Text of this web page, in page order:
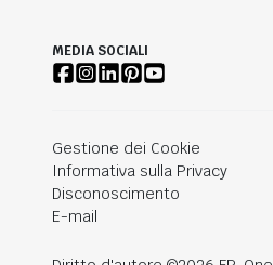
MEDIA SOCIALI
Gestione dei Cookie
Informativa sulla Privacy
Disconoscimento
E-mail